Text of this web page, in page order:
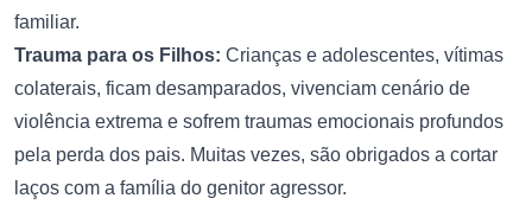
familiar.
Trauma para os Filhos: Crianças e adolescentes, vítimas
colaterais, ficam desamparados, vivenciam cenário de
violência extrema e sofrem traumas emocionais profundos
pela perda dos pais. Muitas vezes, são obrigados a cortar
laços com a família do genitor agressor.